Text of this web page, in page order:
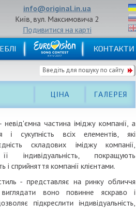
КОНТАКТИ
info@original.in.ua
Київ, вул. Максимовича 2
Подивитися на карті
ЦІНА ГАЛЕРЕЯ
невід'ємна частина іміджу компанії, а
і сукупність всіх елементів,
які
складових іміджу компанії,
її індивідуальність, покращують
і сприйняття компанії клієнтами.
- представляє на ринку обличчя
воно повинне
яскраво і
підкреслити індивідуальність,